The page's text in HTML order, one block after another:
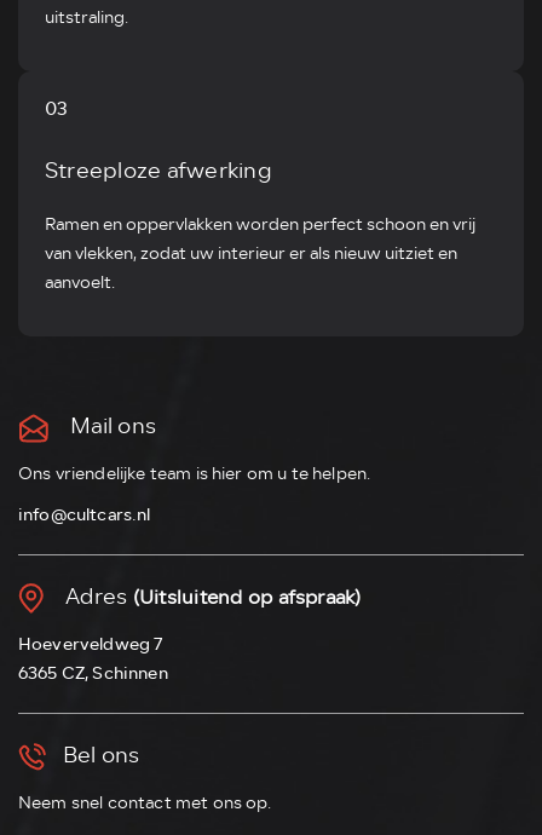
uitstraling.
03
Streeploze afwerking
Ramen en oppervlakken worden perfect schoon en vrij
van vlekken, zodat uw interieur er als nieuw uitziet en
aanvoelt.
Mail ons
Ons vriendelijke team is hier om u te helpen.
info@cultcars.nl
Adres (Uitsluitend op afspraak)
Hoeverveldweg 7
6365 CZ, Schinnen
Bel ons
Neem snel contact met ons op.